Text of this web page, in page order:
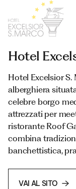
Hotel
Hotel Excelsior S.
alberghiera
celebre borgo
attrezzati per
ristorante Roof
combina
banchettistica,
VAI AL SITO